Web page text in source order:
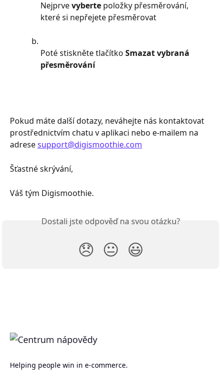
Nejprve vyberte položky přesměrování,
které si nepřejete přesměrovat
Poté stiskněte tlačítko Smazat vybraná
přesměrování
Pokud máte další dotazy, neváhejte nás kontaktovat
prostřednictvím chatu v aplikaci nebo e-mailem na
adrese support@digismoothie.com
Šťastné skrývání,
Váš tým Digismoothie.
Dostali jste odpověď na svou otázku?
😞 😐 😃
Helping people win in e-commerce.